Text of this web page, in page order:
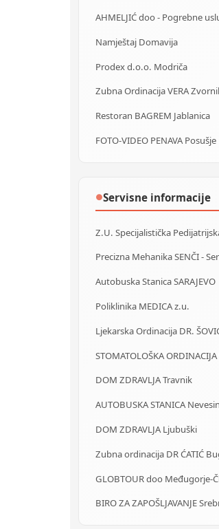
AHMELJIĆ doo - Pogrebne
Namještaj Domavija
Prodex d.o.o. Modriča
Zubna Ordinacija VERA
Restoran BAGREM Jablanica
FOTO-VIDEO PENAVA Posušje
●Servisne informacije
Z.U. Specijalistička
Precizna Mehanika SENČI -
Autobuska Stanica SARAJEVO
Poliklinika MEDICA z.u.
Ljekarska Ordinacija DR.
STOMATOLOŠKA
DOM ZDRAVLJA Travnik
AUTOBUSKA STANICA
DOM ZDRAVLJA Ljubuški
Zubna ordinacija DR ĆATIĆ
GLOBTOUR doo Međugorje-
BIRO ZA ZAPOŠLJAVANJE